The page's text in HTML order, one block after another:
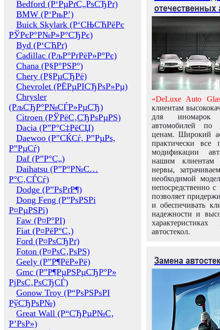
Bedford (Р‘РµРґС„РѕСЂРґ)
BMW (Р‘РњР’)
Buick Skylark (Р‘СЊСЋРёРє
РЎРєР°Р№Р»Р°СЂРє)
Byd (Р‘СЋРґ)
Cadillac (РљР°РґРёР»Р°Рє)
Chana (Р§Р°РЅР°)
Chery (Р§РµСЂРё)
Chevrolet (РЁРµРІСЂРѕР»Рµ)
Chrysler
(РљСЂР°Р№СЃР»РµСЂ)
Citroen (РЎРёС‚СЂРѕРµРЅ)
Dacia (Р”Р°С‡РёСЏ)
Daewoo (Р”СЌСѓ, Р”РµРѕ,
Р”РµСѓ)
Daf (Р”Р°С„)
Daihatsu (Р”Р°Р№С…
Р°С‚СЃСѓ)
Dodge (Р”РѕРґР¶)
Dong Feng (Р”РѕРЅРі
Р¤РµРЅРі)
Faw (Р¤Р°РІ)
Fiat (Р¤РёР°С‚)
Ford (Р¤РѕСЂРґ)
Foton (Р¤РѕС‚РѕРЅ)
Geely (Р”Р¶РёР»Рё)
Gmc (Р”Р¶РµРЅРµСЂР°Р»
РјРѕС‚РѕСЂСЃ)
Gonow Troy (Р“РѕРЅРѕРІ
РўСЂРѕР№)
Great Wall (Р“СЂРµР№С‚
Р’РѕР»)
отечественных
«DeLuxe Auto
клиентам
для иномарок
автомобилей
ценам. Широкий
практически все
модификации
нашим клиентам
нервы,
необходимой
непосредственно
позволяет
и обеспечивать
надежности и
автостекол.
Замена